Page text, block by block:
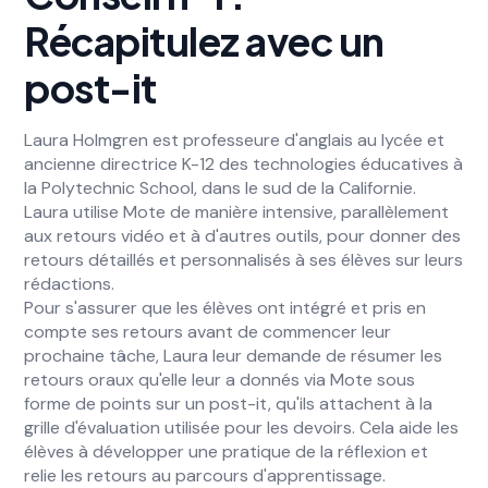
Récapitulez avec un
post-it
Laura Holmgren est professeure d'anglais au lycée et
ancienne directrice K-12 des technologies éducatives à
la Polytechnic School, dans le sud de la Californie.
Laura utilise Mote de manière intensive, parallèlement
aux retours vidéo et à d'autres outils, pour donner des
retours détaillés et personnalisés à ses élèves sur leurs
rédactions.
Pour s'assurer que les élèves ont intégré et pris en
compte ses retours avant de commencer leur
prochaine tâche, Laura leur demande de résumer les
retours oraux qu'elle leur a donnés via Mote sous
forme de points sur un post-it, qu'ils attachent à la
grille d'évaluation utilisée pour les devoirs. Cela aide les
élèves à développer une pratique de la réflexion et
relie les retours au parcours d'apprentissage.